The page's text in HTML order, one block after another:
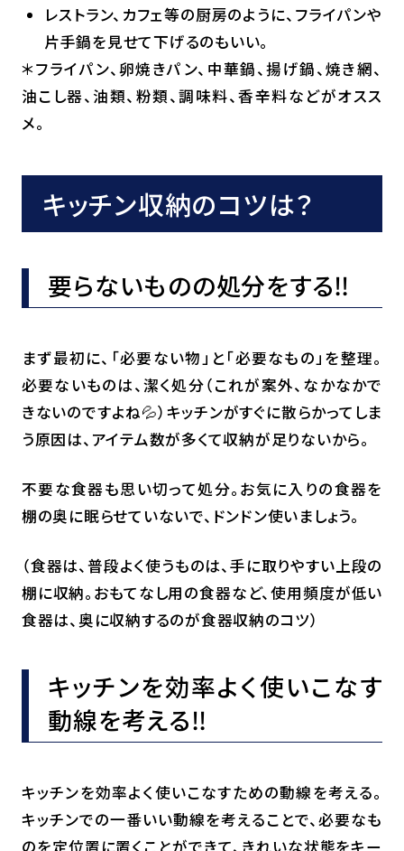
レストラン、カフェ等の厨房のように、フライパンや
片手鍋を見せて下げるのもいい。
＊フライパン、卵焼きパン、中華鍋、揚げ鍋、焼き網、
油こし器、油類、粉類、調味料、香辛料などがオスス
メ。
キッチン収納のコツは？
要らないものの処分をする‼
まず最初に、「必要ない物」と「必要なもの」を整理。
必要ないものは、潔く処分（これが案外、なかなかで
きないのですよね💦）キッチンがすぐに散らかってしま
う原因は、アイテム数が多くて収納が足りないから。
不要な食器も思い切って処分。お気に入りの食器を
棚の奥に眠らせていないで、ドンドン使いましょう。
（食器は、普段よく使うものは、手に取りやすい上段の
棚に収納。おもてなし用の食器など、使用頻度が低い
食器は、奥に収納するのが食器収納のコツ）
キッチンを効率よく使いこなす
動線を考える‼
キッチンを効率よく使いこなすための動線を考える。
キッチンでの一番いい動線を考えることで、必要なも
のを定位置に置くことができて、きれいな状態をキー